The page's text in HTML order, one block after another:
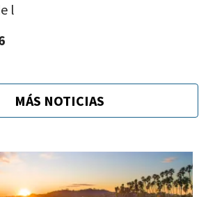
l
MÁS NOTICIAS